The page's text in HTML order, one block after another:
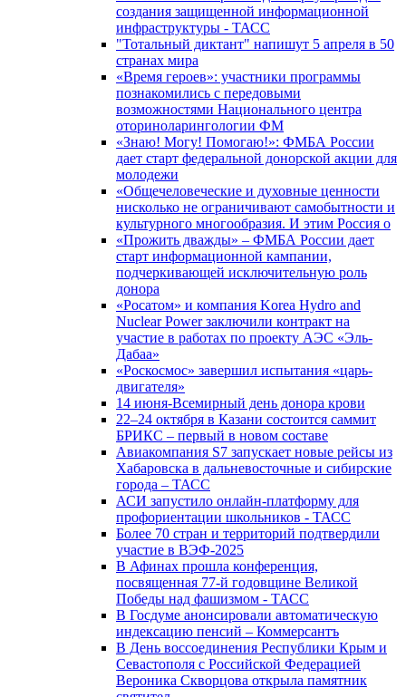
создания защищенной информационной
инфраструктуры - ТАСС
"Тотальный диктант" напишут 5 апреля в 50
странах мира
«Время героев»: участники программы
познакомились с передовыми
возможностями Национального центра
оториноларингологии ФМ
«Знаю! Могу! Помогаю!»: ФМБА России
дает старт федеральной донорской акции для
молодежи
«Общечеловеческие и духовные ценности
нисколько не ограничивают самобытности и
культурного многообразия. И этим Россия о
«Прожить дважды» – ФМБА России дает
старт информационной кампании,
подчеркивающей исключительную роль
донора
«Росатом» и компания Korea Hydro and
Nuclear Power заключили контракт на
участие в работах по проекту АЭС «Эль-
Дабаа»
«Роскосмос» завершил испытания «царь-
двигателя»
14 июня-Всемирный день донора крови
22–24 октября в Казани состоится саммит
БРИКС – первый в новом составе
Авиакомпания S7 запускает новые рейсы из
Хабаровска в дальневосточные и сибирские
города – ТАСС
АСИ запустило онлайн-платформу для
профориентации школьников - ТАСС
Более 70 стран и территорий подтвердили
участие в ВЭФ-2025
В Афинах прошла конференция,
посвященная 77-й годовщине Великой
Победы над фашизмом - ТАСС
В Госдуме анонсировали автоматическую
индексацию пенсий – Коммерсантъ
В День воссоединения Республики Крым и
Севастополя с Российской Федерацией
Вероника Скворцова открыла памятник